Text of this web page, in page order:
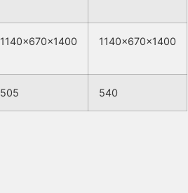
1140x670x1400 1140x670x1400
505 540